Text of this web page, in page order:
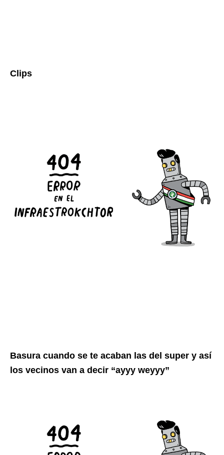
Clips
Basura cuando se te acaban las del super y así
los vecinos van a decir “ayyy weyyy”